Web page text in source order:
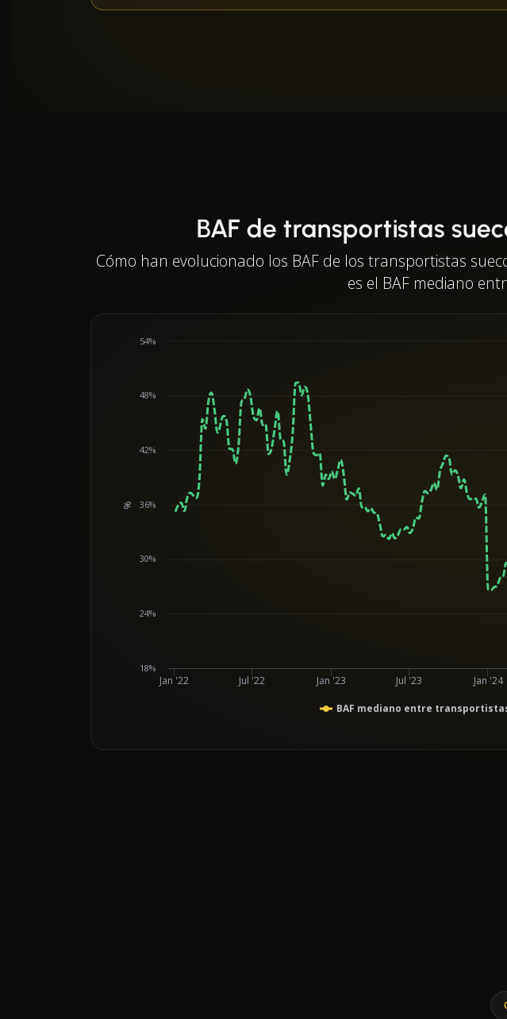
BAF de transportistas
Cómo han evolucionado los BAF de los transportistas
es el BAF mediano
%
BAF mediano entre
Jan '22 Jul '22 Jan '23 Jul '23 Jan '24
18%
24%
30%
36%
42%
48%
54%